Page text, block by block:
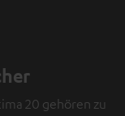
20 gehören zu